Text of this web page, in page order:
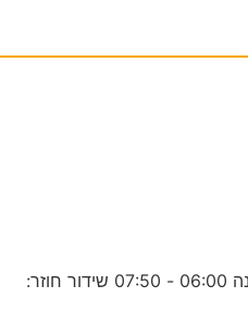
גמר הגביע: ארמני מילאנו - דרטונה 06:00 - 07:50 שידור חוזר: